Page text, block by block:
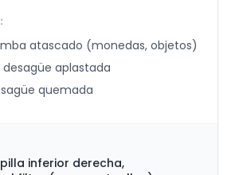
atascado (monedas, objetos)
aplastada
quemada
inferior derecha,